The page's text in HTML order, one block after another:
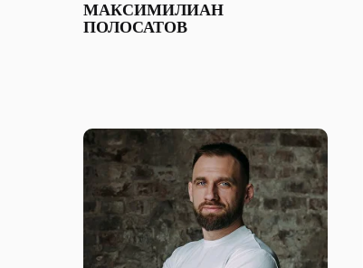
МАКСИМИЛИАН
ПОЛОСАТОВ